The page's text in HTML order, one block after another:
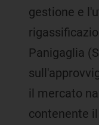
gestione e
Panigaglia
il mercato
contenente